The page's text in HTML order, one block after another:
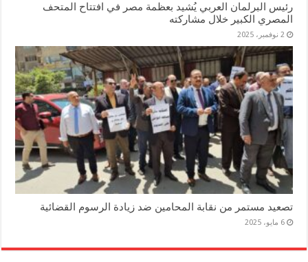
رئيس البرلمان العربي يُشيد بعظمة مصر في افتتاح المتحف
المصري الكبير خلال مشاركته
2 نوفمبر، 2025
تصعيد مستمر من نقابة المحامين ضد زيادة الرسوم القضائية
6 مايو، 2025